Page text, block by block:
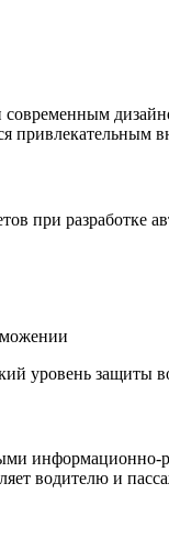
привлекательным
при
уровень защиты
информационно-
водителю и